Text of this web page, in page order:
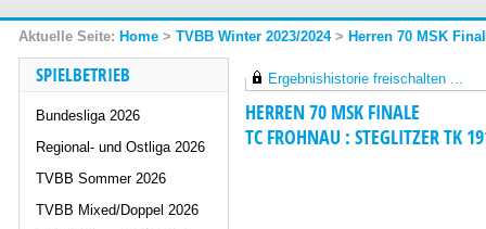
Home > TVBB Winter 2023/2024> Herren 70 MSK
SPIELBETRIEB
Bundesliga 2026
Regional- und Ostliga 2026
TVBB Sommer 2026
TVBB Mixed/Doppel 2026
Ergebnishistorie freischalten ...
HERREN 70 MSK FINALE
TC FROHNAU : STEGLITZER TK